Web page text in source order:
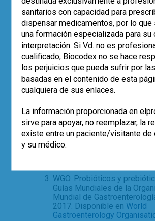
Bibliografía
Kolacek S, Hojsak I, Canani
A, Indrio F, Orel R et al.
Probiotic Products: A Call
Improved Quality Control. A
Paper by the ESPGHAN
Group for Probiotics and
JPGN 2017; 65: 117–24.
Food and Agricultural
the United Nations and World
Organization. Joint FAO/
group report on drafting
the evaluation of probiotics
WGO. Probióticos y
Guías Mundiales de la
Mundial de
2017. Disponible en World
Gastroenterology
sanitarios con capacidad para
dispensar medicamentos, por lo que
una formación especializada para su
interpretación. Si Vd. no es
cualificado, Biocodex no se hace
los perjuicios que pueda sufrir por
basadas en el contenido de esta
cualquiera de sus enlaces.
La información proporcionada en
sirve para apoyar, no reemplazar, la
existe entre un paciente/visitante
y su médico.